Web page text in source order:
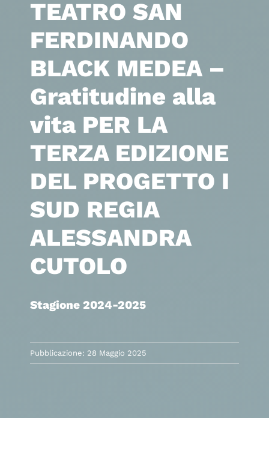
TEATRO SAN
FERDINANDO
BLACK MEDEA –
Gratitudine alla
vita PER LA
TERZA EDIZIONE
DEL PROGETTO I
SUD REGIA
ALESSANDRA
CUTOLO
Stagione 2024-2025
Pubblicazione: 28 Maggio 2025